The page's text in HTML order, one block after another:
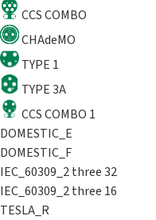
CCS COMBO
CHAdeMO
TYPE 1
TYPE 3A
CCS COMBO 1
DOMESTIC_E
DOMESTIC_F
IEC_60309_2 three 32
IEC_60309_2 three 16
TESLA_R